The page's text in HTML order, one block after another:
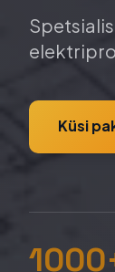
Küsi